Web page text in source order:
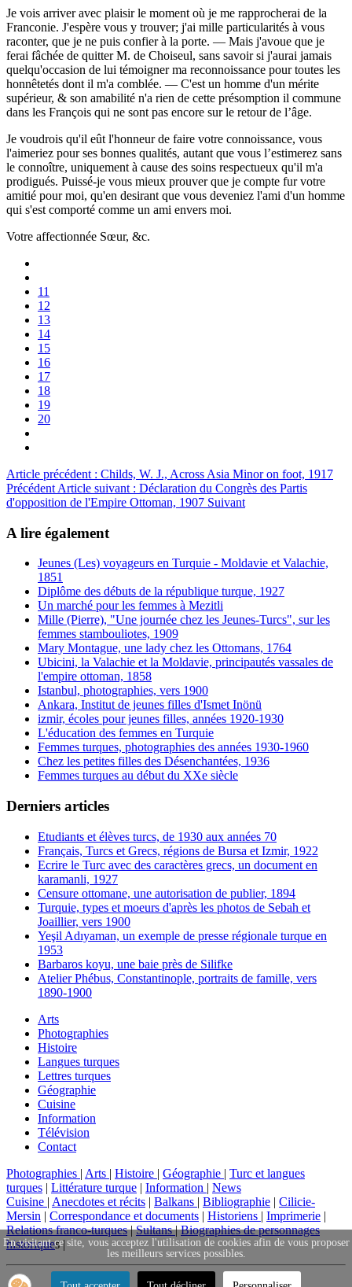
Je vois arriver avec plaisir le moment où je me rapprocherai de la
Franconie. J'espère vous y trouver; j'ai mille particularités à vous
raconter, que je ne puis confier à la porte. — Mais j'avoue que je
ferai fâchée de quitter M. de Choiseul, sans savoir si j'aurai jamais
quelqu'occasion de lui témoigner ma reconnoissance pour toutes les
honnêtetés dont il m'a comblée. — C'est un homme d'un mérite
supérieur, & son amabilité n'a rien de cette présomption il commune
dans les François qui ne sont pas encore sur le retour de l’âge.
Je voudrois qu'il eût l'honneur de faire votre connoissance, vous
l'aimeriez pour ses bonnes qualités, autant que vous l’estimerez sans
le connoître, uniquement à cause des soins respectueux qu'il m'a
prodigués. Puissé-je vous mieux prouver que je compte fur votre
amitié pour moi, qu'en desirant que vous deveniez l'ami d'un homme
qui s'est comporté comme un ami envers moi.
Votre affectionnée Sœur, &c.
11
12
13
14
15
16
17
18
19
20
Article précédent : Childs, W. J., Across Asia Minor on foot, 1917
Précédent Article suivant : Déclaration du Congrès des Partis
d'opposition de l'Empire Ottoman, 1907 Suivant
A lire également
Jeunes (Les) voyageurs en Turquie - Moldavie et Valachie,
1851
Diplôme des débuts de la république turque, 1927
Un marché pour les femmes à Mezitli
Mille (Pierre), "Une journée chez les Jeunes-Turcs", sur les
femmes stambouliotes, 1909
Mary Montague, une lady chez les Ottomans, 1764
Ubicini, la Valachie et la Moldavie, principautés vassales de
l'empire ottoman, 1858
Istanbul, photographies, vers 1900
Ankara, Institut de jeunes filles d'Ismet Inönü
izmir, écoles pour jeunes filles, années 1920-1930
L'éducation des femmes en Turquie
Femmes turques, photographies des années 1930-1960
Chez les petites filles des Désenchantées, 1936
Femmes turques au début du XXe siècle
Derniers articles
Etudiants et élèves turcs, de 1930 aux années 70
Français, Turcs et Grecs, régions de Bursa et Izmir, 1922
Ecrire le Turc avec des caractères grecs, un document en
karamanli, 1927
Censure ottomane, une autorisation de publier, 1894
Turquie, types et moeurs d'après les photos de Sebah et
Joaillier, vers 1900
Yeşil Adıyaman, un exemple de presse régionale turque en
1953
Barbaros koyu, une baie près de Silifke
Atelier Phébus, Constantinople, portraits de famille, vers
1890-1900
Arts
Photographies
Histoire
Langues turques
Lettres turques
Géographie
Cuisine
Information
Télévision
Contact
Photographies | Arts | Histoire | Géographie | Turc et langues
turques | Littérature turque | Information | News
Cuisine | Anecdotes et récits | Balkans | Bibliographie | Cilicie-
Mersin | Correspondance et documents | Historiens | Imprimerie |
Relations franco-turques|Sultans|Biographies de personnages
historiques |
En visitant ce site, vous acceptez l'utilisation de cookies afin de vous proposer
les meilleurs services possibles.